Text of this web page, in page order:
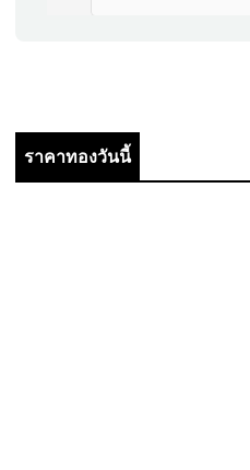
ราคาทองวันนี้